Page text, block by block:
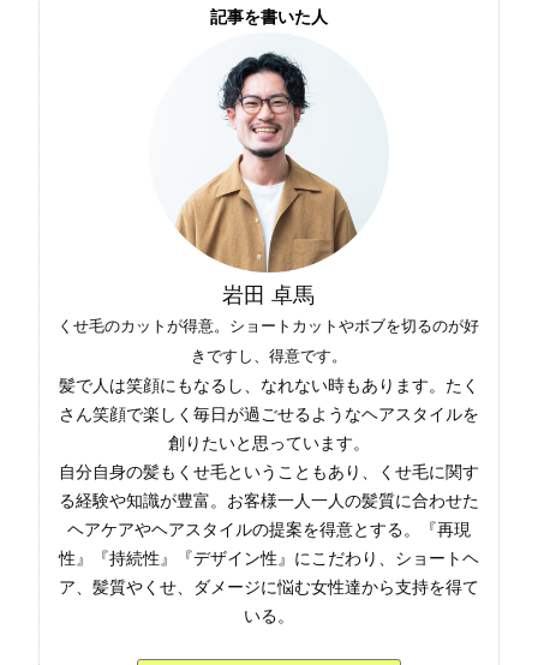
記事を書いた人
岩田 卓馬
くせ毛のカットが得意。ショートカットやボブを切るのが好
きですし、得意です。
髪で人は笑顔にもなるし、なれない時もあります。たく
さん笑顔で楽しく毎日が過ごせるようなヘアスタイルを
創りたいと思っています。
自分自身の髪もくせ毛ということもあり、くせ毛に関す
る経験や知識が豊富。お客様一人一人の髪質に合わせた
ヘアケアやヘアスタイルの提案を得意とする。『再現
性』『持続性』『デザイン性』にこだわり、ショートヘ
ア、髪質やくせ、ダメージに悩む女性達から支持を得て
いる。